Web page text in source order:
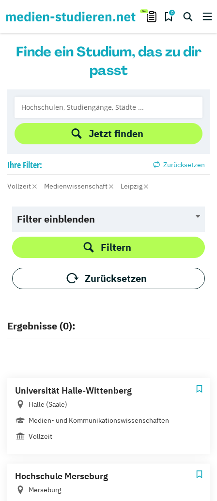
0
Finde ein Studium, das zu dir
passt
Jetzt finden
Ihre Filter: Zurücksetzen
Vollzeit Medienwissenschaft Leipzig
Filter einblenden
Filtern
Zurücksetzen
Ergebnisse (0):
Universität Halle-Wittenberg
Halle (Saale)
Medien- und Kommunikationswissenschaften
Vollzeit
Hochschule Merseburg
Merseburg